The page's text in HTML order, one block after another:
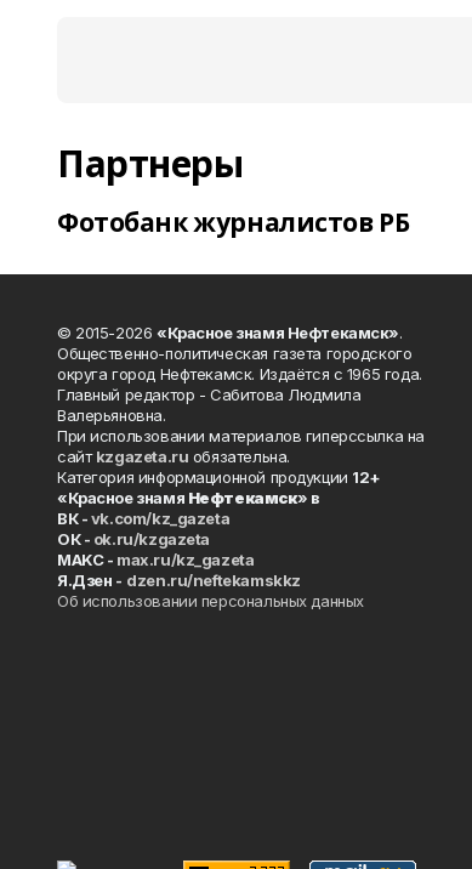
Партнеры
Фотобанк журналистов РБ
© 2015-2026 «Красное знамя Нефтекамск».
Общественно-политическая газета городского
округа город Нефтекамск. Издаётся с 1965 года.
Главный редактор - Сабитова Людмила
Валерьяновна.
При использовании материалов гиперссылка на
сайтkzgazeta.ru обязательна.
Категория информационной продукции 12+
«Красное знамя Нефтекамск» в
ВК -vk.com/kz_gazeta
ОК - ok.ru/kzgazeta
MAKC - max.ru/kz_gazeta
Я.Дзен - dzen.ru/neftekamskkz
Об использовании персональных данных